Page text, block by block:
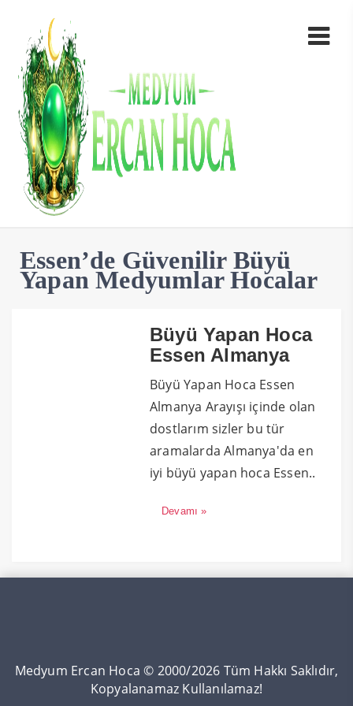
Essen’de Güvenilir Büyü
Yapan Medyumlar Hocalar
Büyü Yapan Hoca
Essen Almanya
Büyü Yapan Hoca Essen
Almanya Arayışı içinde olan
dostlarım sizler bu tür
aramalarda Almanya'da en
iyi büyü yapan hoca Essen..
Devamı »
Medyum Ercan Hoca © 2000/2026 Tüm Hakkı Saklıdır,
Kopyalanamaz Kullanılamaz!